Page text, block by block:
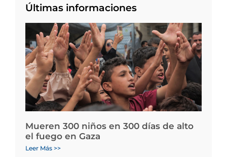
Últimas informaciones
Mueren 300 niños en 300 días de alto
el fuego en Gaza
Leer Más >>